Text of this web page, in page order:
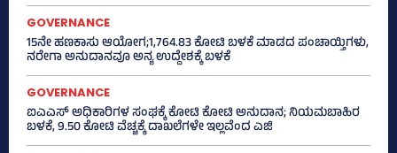
GOVERNANCE
15ನೇ ಹಣಕಾಸು ಆಯೋಗ;1,764.83 ಕೋಟಿ ಬಳಕೆ ಮಾಡದ ಪಂಚಾಯ್ತಿಗಳು,
ನರೇಗಾ ಅನುದಾನವೂ ಅನ್ಯ ಉದ್ದೇಶಕ್ಕೆ ಬಳಕೆ
GOVERNANCE
ಐಎಎಸ್‌ ಅಧಿಕಾರಿಗಳ ಸಂಘಕ್ಕೆ ಕೋಟಿ ಕೋಟಿ ಅನುದಾನ; ನಿಯಮಬಾಹಿರ
ಬಳಕೆ, 9.50 ಕೋಟಿ ವೆಚ್ಚಕ್ಕೆ ದಾಖಲೆಗಳೇ ಇಲ್ಲವೆಂದ ಎಜಿ